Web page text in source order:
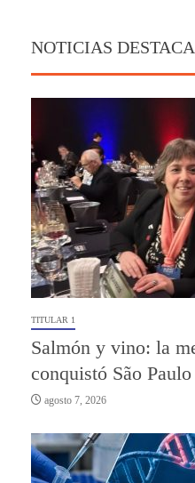
NOTICIAS
TITULAR 1
Salmón y vino: la
conquistó São Paulo
agosto 7, 2026